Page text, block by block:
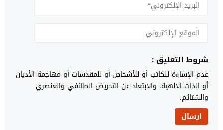
شروط التعليق :
عدم الإساءة للكاتب أو للأشخاص أو للمقدسات أو مهاجمة الأديان
أو الذات الالهية. والابتعاد عن التحريض الطائفي والعنصري
والشتائم.